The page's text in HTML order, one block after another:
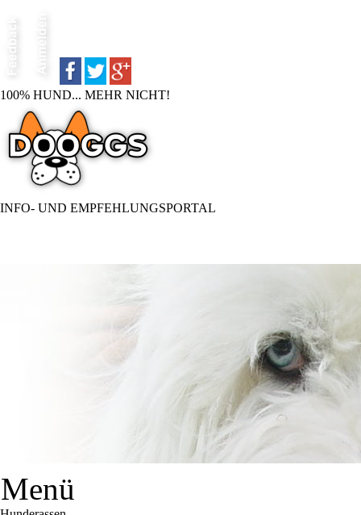
100% HUND... MEHR NICHT!
INFO- UND EMPFEHLUNGSPORTAL
Menü